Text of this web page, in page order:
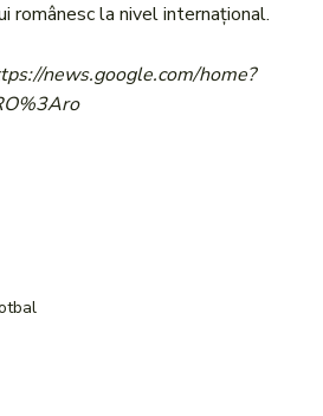
românesc la nivel internațional.
news.google.com/home?